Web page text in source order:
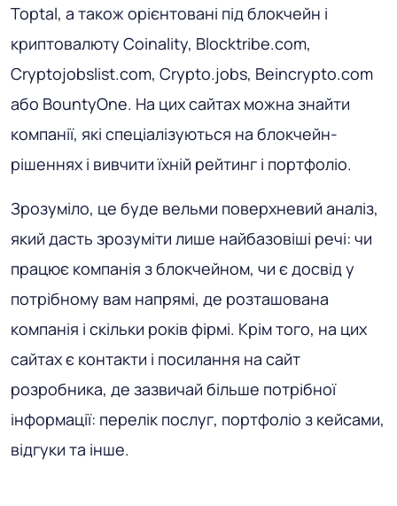
Toptal, а також орієнтовані під блокчейн і
криптовалюту Coinality, Blocktribe.com,
Cryptojobslist.com, Crypto.jobs, Beincrypto.com
або BountyOne. На цих сайтах можна знайти
компанії, які спеціалізуються на блокчейн-
рішеннях і вивчити їхній рейтинг і портфоліо.
Зрозуміло, це буде вельми поверхневий аналіз,
який дасть зрозуміти лише найбазовіші речі: чи
працює компанія з блокчейном, чи є досвід у
потрібному вам напрямі, де розташована
компанія і скільки років фірмі. Крім того, на цих
сайтах є контакти і посилання на сайт
розробника, де зазвичай більше потрібної
інформації: перелік послуг, портфоліо з кейсами,
відгуки та інше.